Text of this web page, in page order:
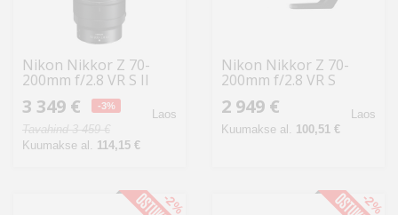
Nikon Nikkor Z 70-
200mm f/2.8 VR S II
3 349 € -3%
Tavahind 3 459 €
Kuumakse al. 114,15 €
Laos
Nikon Nikkor Z 70-
200mm f/2.8 VR S
2 949 €
Kuumakse al. 100,51 €
Laos
-2% -2%